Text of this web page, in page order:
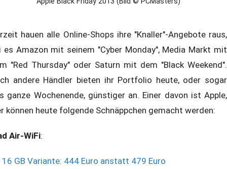
hauen alle Online-Shops ihre "Knaller"-Angebote raus,
es Amazon mit seinem "Cyber Monday", Media Markt mit
"Red Thursday" oder Saturn mit dem "Black Weekend".
andere Händler bieten ihr Portfolio heute, oder sogar
ganze Wochenende, günstiger an. Einer davon ist Apple,
können heute folgende Schnäppchen gemacht werden:
Air-WiFi:
16 GB Variante: 444 Euro anstatt 479 Euro